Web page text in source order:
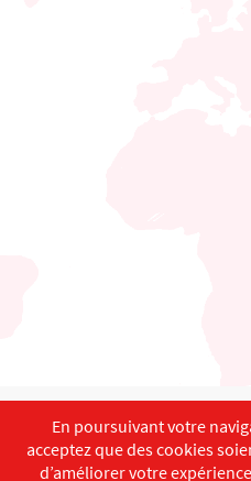
English
Copyright ©ISEC-AdW
En poursuivant votre
acceptez que des cookies
d’améliorer votre